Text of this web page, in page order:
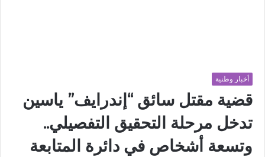
أخبار وطنية
قضية مقتل سائق “إندرايف” ياسين
تدخل مرحلة التحقيق التفصيلي..
وتسعة أشخاص في دائرة المتابعة